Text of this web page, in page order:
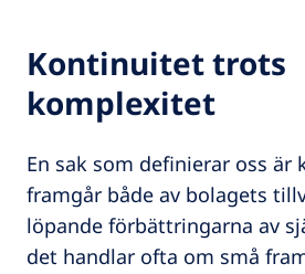
Kontinuitet trots
komplexitet
En sak som definierar oss
framgår både av bolagets
löpande förbättringarna av
det handlar ofta om små